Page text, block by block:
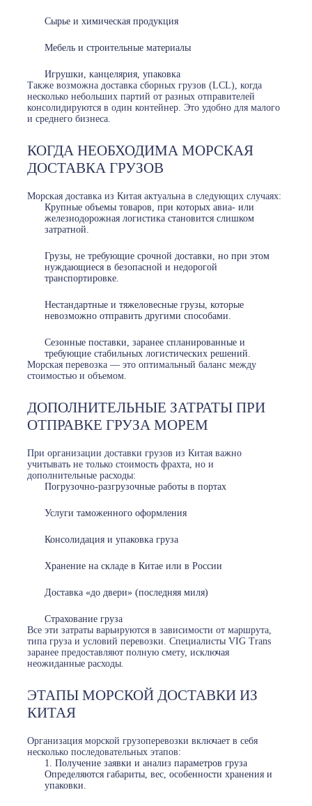
Сырье и химическая продукция
Мебель и строительные материалы
Игрушки, канцелярия, упаковка
Также возможна доставка сборных грузов (LCL), когда
несколько небольших партий от разных отправителей
консолидируются в один контейнер. Это удобно для малого
и среднего бизнеса.
КОГДА НЕОБХОДИМА МОРСКАЯ
ДОСТАВКА ГРУЗОВ
Морская доставка из Китая актуальна в следующих случаях:
Крупные объемы товаров, при которых авиа- или
железнодорожная логистика становится слишком
затратной.
Грузы, не требующие срочной доставки, но при этом
нуждающиеся в безопасной и недорогой
транспортировке.
Нестандартные и тяжеловесные грузы, которые
невозможно отправить другими способами.
Сезонные поставки, заранее спланированные и
требующие стабильных логистических решений.
Морская перевозка — это оптимальный баланс между
стоимостью и объемом.
ДОПОЛНИТЕЛЬНЫЕ ЗАТРАТЫ ПРИ
ОТПРАВКЕ ГРУЗА МОРЕМ
При организации доставки грузов из Китая важно
учитывать не только стоимость фрахта, но и
дополнительные расходы:
Погрузочно-разгрузочные работы в портах
Услуги таможенного оформления
Консолидация и упаковка груза
Хранение на складе в Китае или в России
Доставка «до двери» (последняя миля)
Страхование груза
Все эти затраты варьируются в зависимости от маршрута,
типа груза и условий перевозки. Специалисты VIG Trans
заранее предоставляют полную смету, исключая
неожиданные расходы.
ЭТАПЫ МОРСКОЙ ДОСТАВКИ ИЗ
КИТАЯ
Организация морской грузоперевозки включает в себя
несколько последовательных этапов:
Получение заявки и анализ параметров груза
Определяются габариты, вес, особенности хранения и
упаковки.